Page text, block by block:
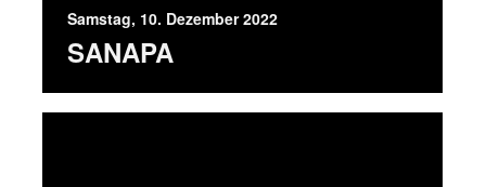
Samstag, 10. Dezember 2022
SANAPA